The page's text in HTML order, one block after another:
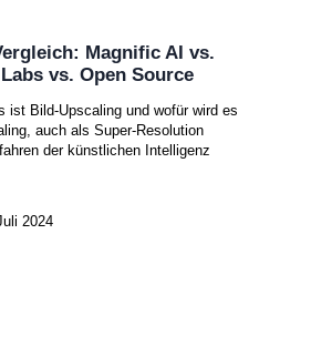
Magnific AI vs.
vs. Open Source
ist Bild-Upscaling und wofür wird es
auch als Super-Resolution
der künstlichen Intelligenz
2024